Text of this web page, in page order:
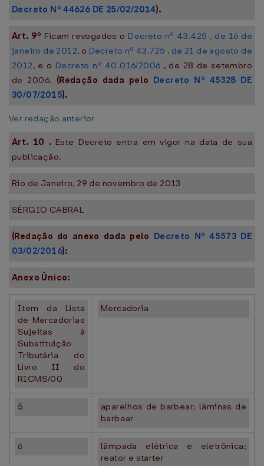
Decreto Nº 44626 DE 25/02/2014).
Art. 9º Ficam revogados o Decreto nº 43.425 , de 16 de
janeiro de 2012, o Decreto nº 43.725 , de 21 de agosto de
2012, e o Decreto nº 40.016/2006 , de 28 de setembro
de 2006. (Redação dada pelo Decreto Nº 45328 DE
30/07/2015).
Ver redação anterior
Art. 10 . Este Decreto entra em vigor na data de sua
publicação.
Rio de Janeiro, 29 de novembro de 2013
SÉRGIO CABRAL
(Redação do anexo dada pelo Decreto Nº 45573 DE
03/02/2016):
Anexo Único:
Item da Lista
de Mercadorias
Sujeitas à
Substituição
Tributária do
Livro II do
RICMS/00
Mercadoria
5
aparelhos de barbear; lâminas de
barbear
6
lâmpada elétrica e eletrônica;
reator e starter